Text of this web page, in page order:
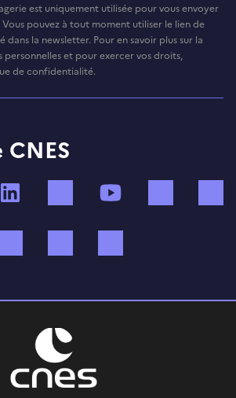
est uniquement utilisée pour vous envoyer
Vous pouvez à tout moment utiliser le lien de
la newsletter. Pour en savoir plus sur la
personnelles et pour exercer vos droits,
de confidentialité.
TikTok